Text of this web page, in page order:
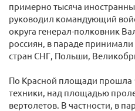
примерно тысяча
руководил командующий
округа генерал-полковник
россиян, в параде
стран СНГ, Польши,
По Красной площади прошла
техники, над площадью
вертолетов. В частности, в